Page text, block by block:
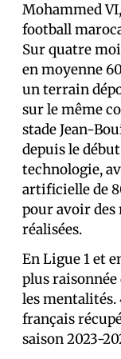
Mohammed
football
Sur quatre
en moyenne
un terrain
sur le même
stade Jean-
depuis le
technologie,
artificielle de
pour avoir des
réalisées.
En Ligue 1 et
plus raisonnée
les mentalités.
français
saison 2023-